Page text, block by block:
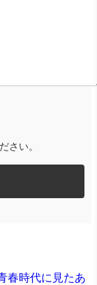
さい。
春時代に見たあ